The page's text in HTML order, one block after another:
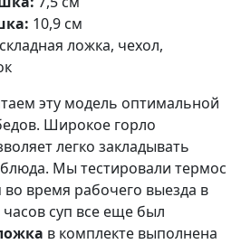
10,9 см
складная ложка, чехол,
эту модель оптимальной
Широкое горло
легко закладывать
Мы тестировали термос
время рабочего выезда в
часов суп все еще был
в комплекте выполнена